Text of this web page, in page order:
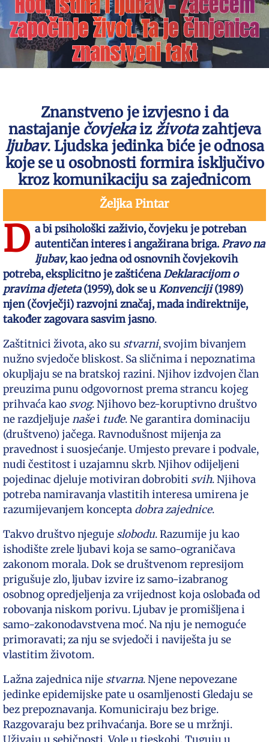
započinje život. Ta je činjenica
znanstveni fakt
Znanstveno je izvjesno i da
nastajanje čovjekaiz životazahtjeva
ljubav. Ljudska jedinka biće je odnosa
koje se u osobnosti formira isključivo
kroz komunikaciju sa zajednicom
Željka Pintar
D a bi psihološki zaživio, čovjeku je potreban
autentičan interes i angažirana briga.Pravona
ljubav, kao jedna od osnovnih čovjekovih
potreba, eksplicitno je zaštićenaDeklaracijom o
pravima djeteta(1959), dok se uKonvenciji(1989)
njen (čovječji) razvojni značaj, mada indirektnije,
također zagovara sasvim jasno.
Zaštitnici života, ako su stvarni, svojim bivanjem
nužno svjedoče bliskost. Sa sličnima i nepoznatima
okupljaju se na bratskoj razini. Njihov izdvojen član
preuzima punu odgovornost prema strancu kojeg
prihvaća kao svog. Njihovo bez-koruptivno društvo
ne razdjeljujenašei tuđe. Ne garantira dominaciju
(društveno) jačega. Ravnodušnost mijenja za
pravednost i suosjećanje. Umjesto prevare i podvale,
nudi čestitost i uzajamnu skrb. Njihov odijeljeni
pojedinac djeluje motiviran dobrobiti svih. Njihova
potreba namiravanja vlastitih interesa umirena je
razumijevanjem koncepta dobrazajednice.
Takvo društvo njeguje slobodu. Razumije ju kao
ishodište zrele ljubavi koja se samo-ograničava
zakonom morala. Dok se društvenom represijom
prigušuje zlo, ljubav izvire iz samo-izabranog
osobnog opredjeljenja za vrijednost koja oslobađa od
robovanja niskom porivu. Ljubav je promišljena i
samo-zakonodavstvena moć. Na nju je nemoguće
primoravati; za nju se svjedoči i naviješta ju se
vlastitim životom.
Lažna zajednica nije stvarna. Njene nepovezane
jedinke epidemijske pate u osamljenosti Gledaju se
bez prepoznavanja. Komuniciraju bez brige.
Razgovaraju bez prihvaćanja. Bore se u mržnji.